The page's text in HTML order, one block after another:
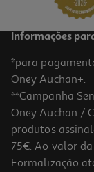
Informações
*para
Oney Auchan+.
**Campanha
Oney Auchan /
produtos
75€. Ao valor
Formalização